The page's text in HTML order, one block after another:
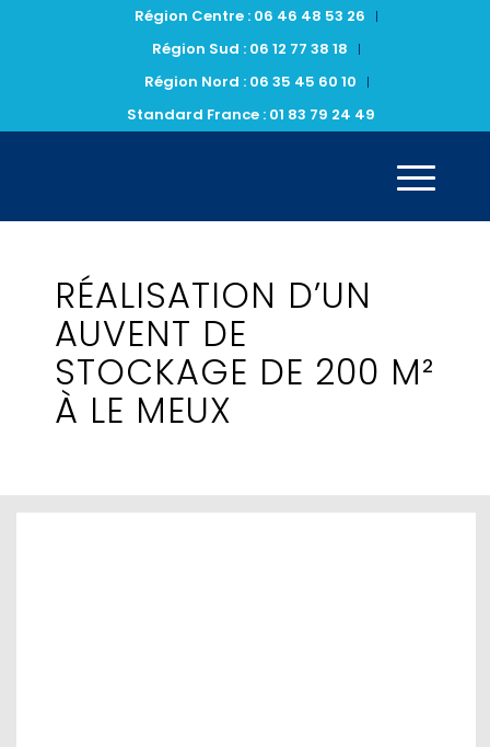
Région Centre : 06 46 48 53 26
Région Sud : 06 12 77 38 18
Région Nord : 06 35 45 60 10
Standard France : 01 83 79 24 49
RÉALISATION D’UN
AUVENT DE
STOCKAGE DE 200 M²
À LE MEUX